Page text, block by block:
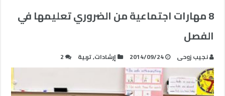
8 مهارات اجتماعية من الضروري تعليمها في
الفصل
نجيب زوحى 2014/09/24 إرشادات,تربية 2